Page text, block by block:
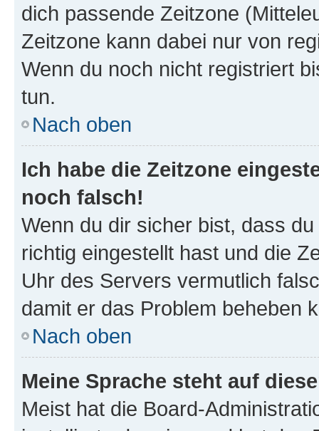
dich passende Zeitzone
Zeitzone kann dabei nur von
Wenn du noch nicht registriert
tun.
Nach oben
Ich habe die Zeitzone
noch falsch!
Wenn du dir sicher bist, dass
richtig eingestellt hast und die
Uhr des Servers vermutlich
damit er das Problem beheben
Nach oben
Meine Sprache steht auf
Meist hat die Board-